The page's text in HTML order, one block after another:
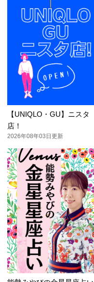
【UNIQLO・GU】ニスタ
店！
2026年08年03日更新